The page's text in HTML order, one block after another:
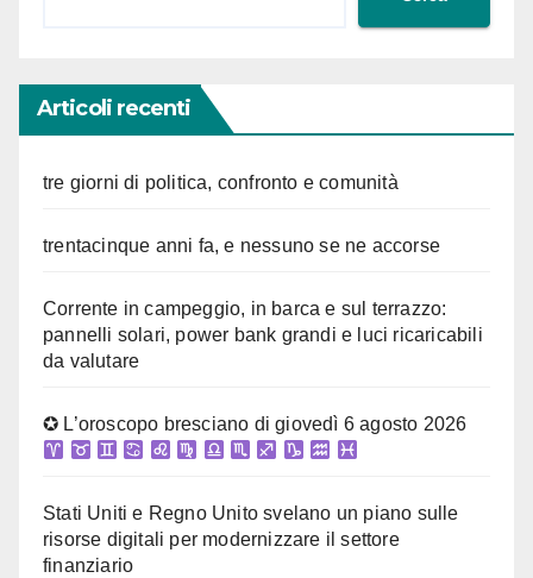
Articoli recenti
tre giorni di politica, confronto e comunità
trentacinque anni fa, e nessuno se ne accorse
Corrente in campeggio, in barca e sul terrazzo:
pannelli solari, power bank grandi e luci ricaricabili
da valutare
✪ L’oroscopo bresciano di giovedì 6 agosto 2026
Stati Uniti e Regno Unito svelano un piano sulle
risorse digitali per modernizzare il settore
finanziario